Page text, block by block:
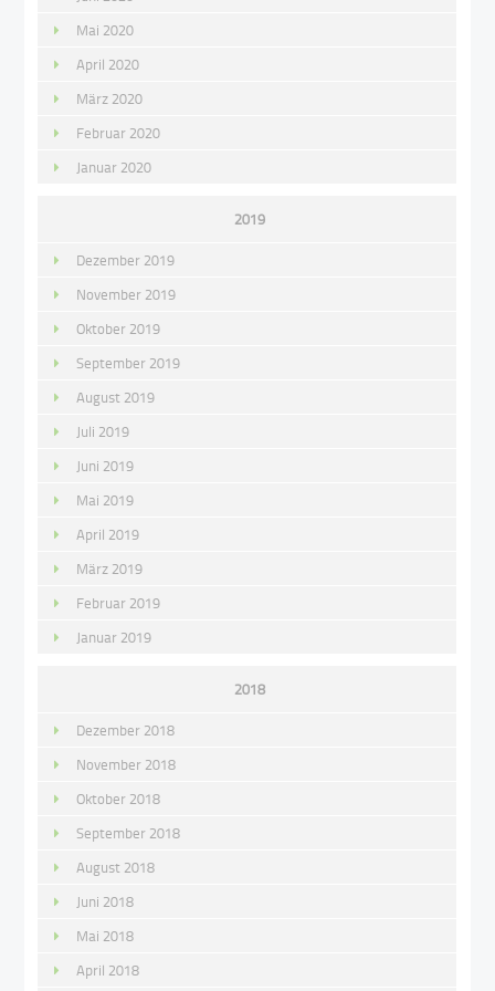
Mai 2020
April 2020
März 2020
Februar 2020
Januar 2020
2019
Dezember 2019
November 2019
Oktober 2019
September 2019
August 2019
Juli 2019
Juni 2019
Mai 2019
April 2019
März 2019
Februar 2019
Januar 2019
2018
Dezember 2018
November 2018
Oktober 2018
September 2018
August 2018
Juni 2018
Mai 2018
April 2018